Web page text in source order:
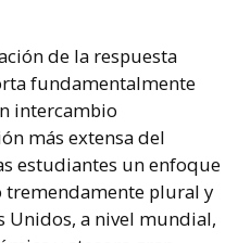
de la respuesta
fundamentalmente
intercambio
más extensa del
estudiantes un enfoque
plural y
Unidos, a nivel mundial,